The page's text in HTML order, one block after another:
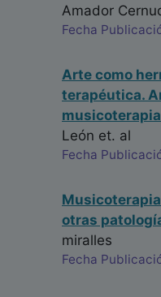
Amador
Fecha
Arte como
terapéutica.
León et. al
Fecha
otras
miralles
Fecha